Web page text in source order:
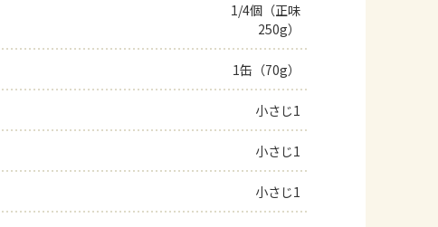
1/4個（正味
250g）
1缶（70g）
小さじ1
小さじ1
小さじ1